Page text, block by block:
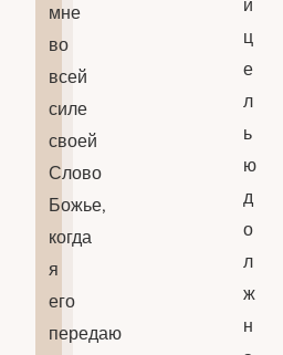
мне
во
всей
силе
своей
Слово
Божье,
когда
я
его
передаю
ц
е
л
ь
ю
д
о
л
ж
н